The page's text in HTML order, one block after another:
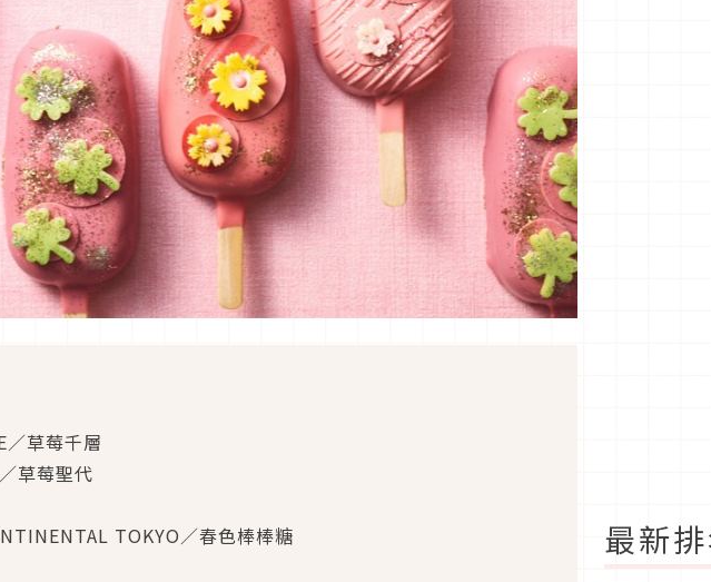
草莓千層
草莓聖代
TOKYO／春色棒棒糖
最新